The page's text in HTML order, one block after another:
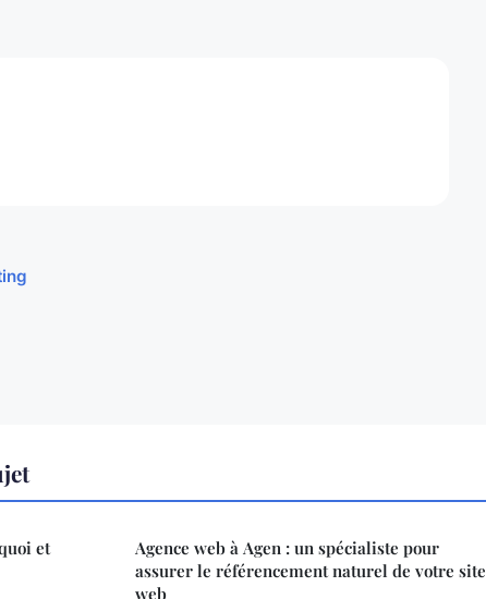
et
Agence web à Agen : un spécialiste pour
assurer le référencement naturel de votre site
web